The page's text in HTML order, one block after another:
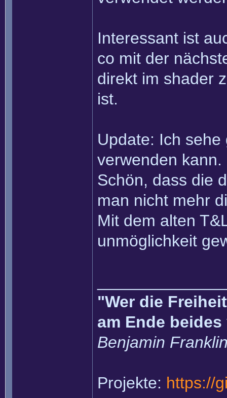
Interessant ist
co mit der
direkt im shader
ist.
Update: Ich
verwenden kann.
Schön, dass die
man nicht mehr
Mit dem alten
unmöglichkeit
"Wer die
am Ende
Benjamin
Projekte: https://